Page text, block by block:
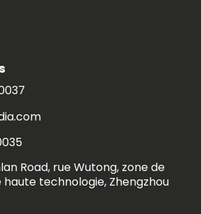
Road, rue Wutong, zone de
technologie, Zhengzhou